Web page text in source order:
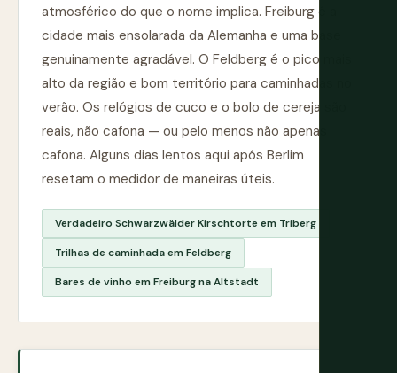
atmosférico do que o nome implica. Freiburg é a
cidade mais ensolarada da Alemanha e uma base
genuinamente agradável. O Feldberg é o pico mais
alto da região e bom território para caminhadas no
verão. Os relógios de cuco e o bolo de cereja são
reais, não cafona — ou pelo menos não apenas
cafona. Alguns dias lentos aqui após Berlim
resetam o medidor de maneiras úteis.
Verdadeiro Schwarzwälder Kirschtorte em Triberg
Trilhas de caminhada em Feldberg
Bares de vinho em Freiburg na Altstadt